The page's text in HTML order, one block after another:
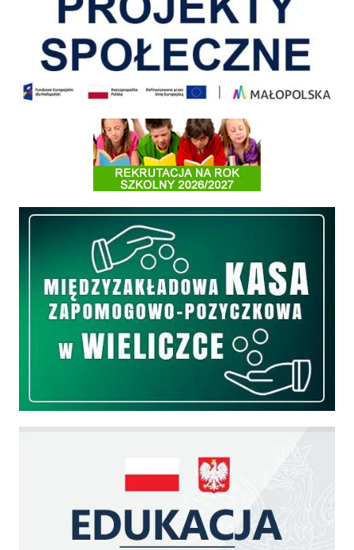
Informacja o terminach rekrutacji na rok szkolny 2026/2027
Międzyzakładowa Kasa Zapomogowo - Pożyczkowa